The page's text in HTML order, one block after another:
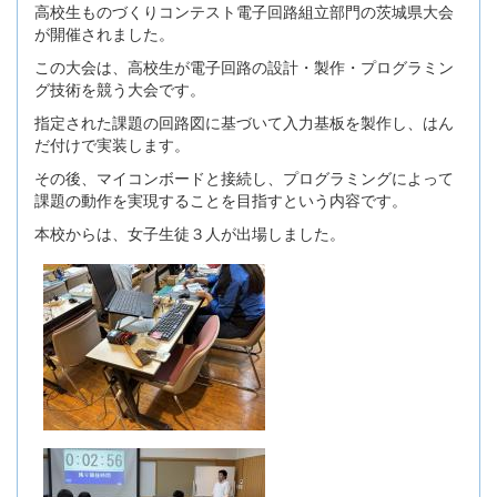
高校生ものづくりコンテスト電子回路組立部門の茨城県大会
が開催されました。
この大会は、高校生が電子回路の設計・製作・プログラミン
グ技術を競う大会です。
指定された課題の回路図に基づいて入力基板を製作し、はん
だ付けで実装します。
その後、マイコンボードと接続し、プログラミングによって
課題の動作を実現することを目指すという内容です。
本校からは、女子生徒３人が出場しました。